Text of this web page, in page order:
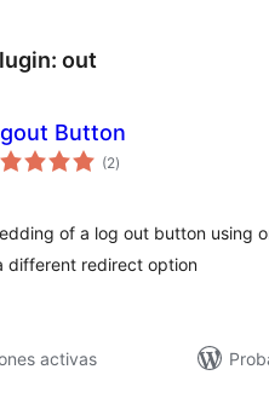
out
Button
(2evaluación
total
)
of a log out button using
different redirect option
activas